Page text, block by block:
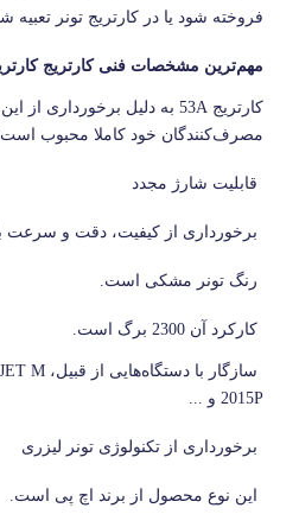
فروخته شود یا در کارتریج تونر تعبیه
مهم‌ترین مشخصات فنی کارتریج
کارتریج 53A به دلیل برخورداری از
مصرف‌کنندگان خود کاملا محبوب
قابلیت شارژ مجدد
برخورداری از کیفیت، دقت و سرعت
رنگ تونر مشکی است.
کارکرد آن 2300 برگ است.
سازگار با دستگاه‌هایی از قبیل، M
P2015 و ...
برخورداری از تکنولوژی تونر لیزری
این نوع محصول از برند اچ پی است.